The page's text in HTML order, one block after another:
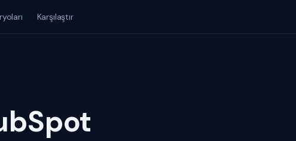
Karşılaştır